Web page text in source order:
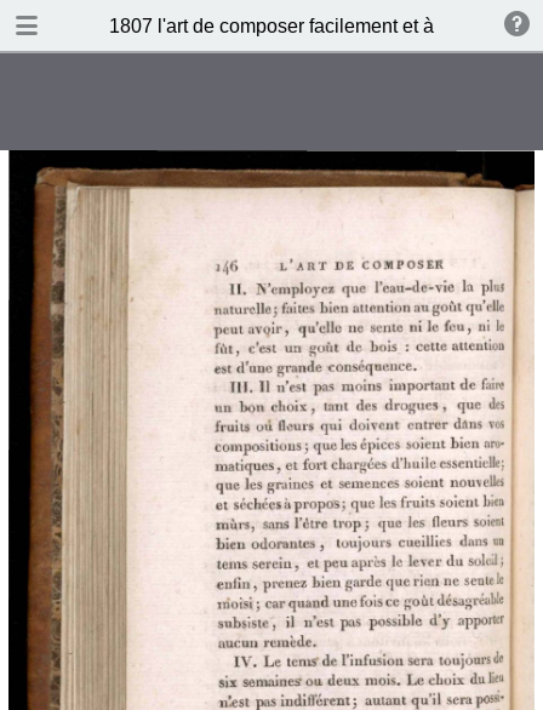
1807 l'art de composer facilement et à peu de
DOWNLOAD